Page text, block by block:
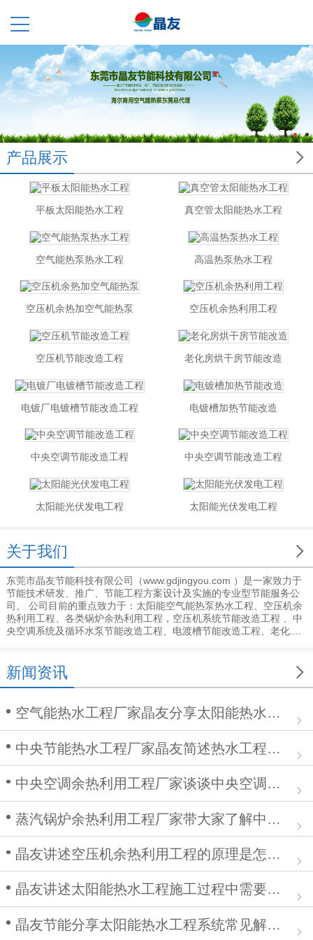

产品展示
平板太阳能热水工程 真空管太阳能热水工程
空气能热泵热水工程 高温热泵热水工程
空压机余热加空气能热泵 空压机余热利用工程
空压机节能改造工程 老化房烘干房节能改造
电镀厂电镀槽节能改造工程 电镀槽加热节能改造
中央空调节能改造工程 中央空调节能改造工程
太阳能光伏发电工程 太阳能光伏发电工程

关于我们
东莞市晶友节能科技有限公司（www.gdjingyou.com ）是一家致力于
节能技术研发、推广、节能工程方案设计及实施的专业型节能服务公
司。 公司目前的重点致力于：太阳能空气能热泵热水工程、空压机余
热利用工程、各类锅炉余热利用工程，空压机系统节能改造工程 、中
央空调系统及循环水泵节能改造工程、电渡槽节能改造工程、老化....

新闻资讯
空气能热水工程厂家晶友分享太阳能热水工程在安装中的作用
中央节能热水工程厂家晶友简述热水工程施工步骤及注意事项
中央空调余热利用工程厂家谈谈中央空调清洗步骤
蒸汽锅炉余热利用工程厂家带大家了解中央空调余热利用工程
晶友讲述空压机余热利用工程的原理是怎么样的？
晶友讲述太阳能热水工程施工过程中需要注意哪些问题
晶友节能分享太阳能热水工程系统常见解决方案有哪些？